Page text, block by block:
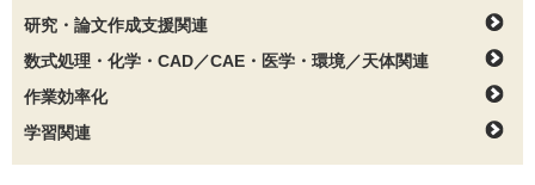
研究・論文作成支援関連
数式処理・化学・CAD／CAE・医学・環境／天体関連
作業効率化
学習関連